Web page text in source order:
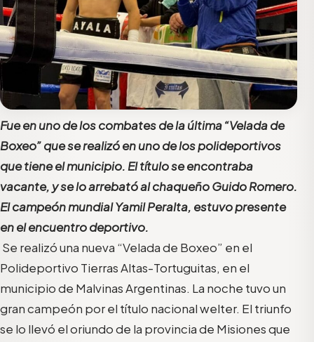
Fue en uno de los combates de la última “Velada de
Boxeo” que se realizó en uno de los polideportivos
que tiene el municipio. El título se encontraba
vacante, y se lo arrebató al chaqueño Guido Romero.
El campeón mundial Yamil Peralta, estuvo presente
en el encuentro deportivo.
Se realizó una nueva “Velada de Boxeo” en el
Polideportivo Tierras Altas-Tortuguitas, en el
municipio de Malvinas Argentinas. La noche tuvo un
gran campeón por el título nacional welter. El triunfo
se lo llevó el oriundo de la provincia de Misiones que